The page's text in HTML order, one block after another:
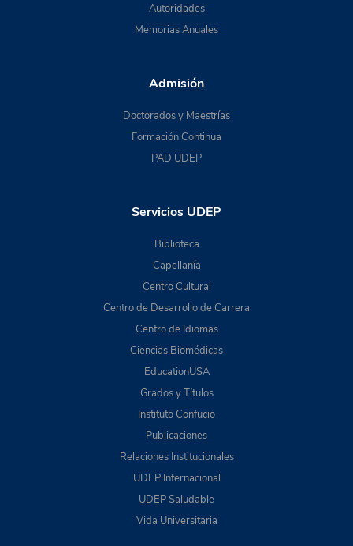
Autoridades
Memorias Anuales
Admisión
Doctorados y Maestrías
Formación Continua
PAD UDEP
Servicios UDEP
Biblioteca
Capellanía
Centro Cultural
Centro de Desarrollo de Carrera
Centro de Idiomas
Ciencias Biomédicas
EducationUSA
Grados y Títulos
Instituto Confucio
Publicaciones
Relaciones Institucionales
UDEP Internacional
UDEP Saludable
Vida Universitaria